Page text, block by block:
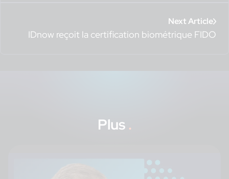
Next Article
IDnow reçoit la certification biométrique FIDO
Plus .